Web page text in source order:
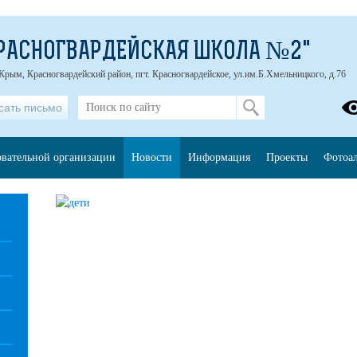
ШКОЛА №2"
Красногвардейский район, пгт. Красногвардейское, ул.им.Б.Хмельницкого, д.76
письмо
организации Новости Информация Проекты